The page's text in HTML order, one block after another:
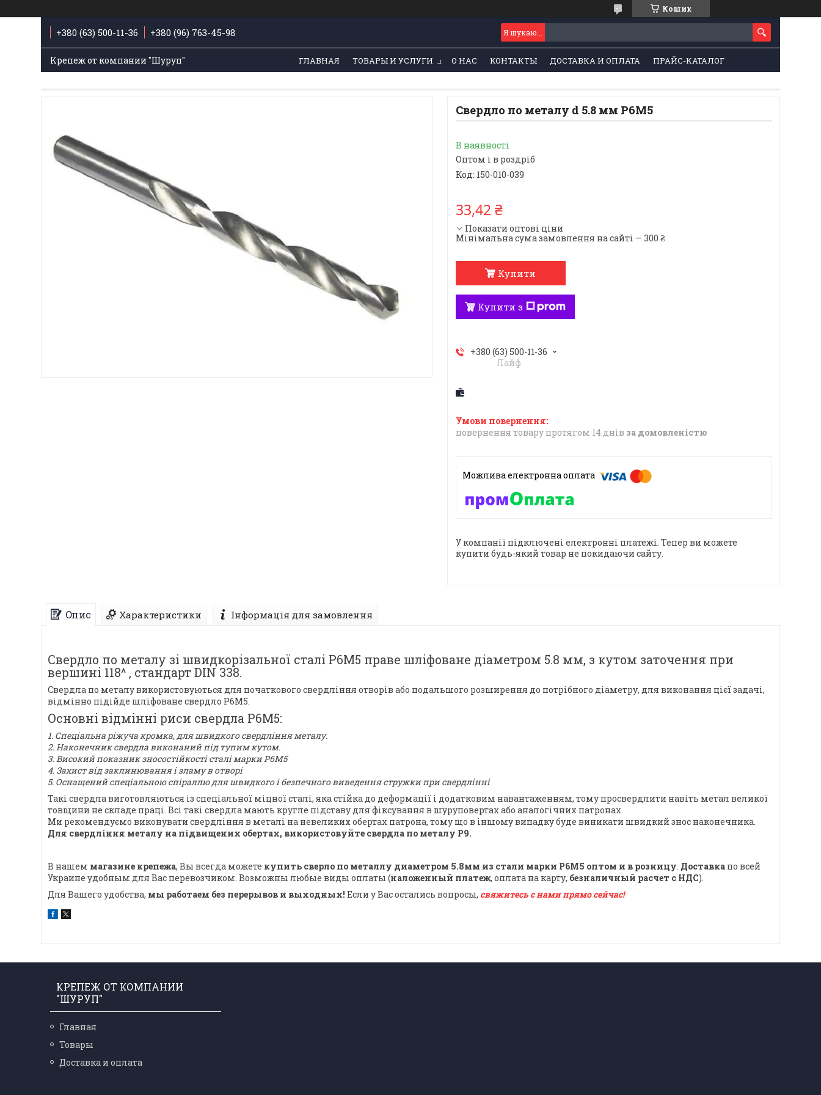
Кошик
+380 (63) 500-11-36 +380 (96) 763-45-98
Крепеж от компании "Шуруп" ГЛАВНАЯ ТОВАРЫ И УСЛУГИ О НАС КОНТАКТЫ ДОСТАВКА И ОПЛАТА ПРАЙС-КАТАЛОГ
Свердло по металу d 5.8 мм Р6М5
В наявності
Оптом і в роздріб
Код: 150-010-039
33,42 ₴
Показати оптові ціни
Мінімальна сума замовлення на сайті — 300 ₴
Купити
Купити з
+380 (63) 500-11-36
Лайф
повернення товару протягом 14 днів за домовленістю
У компанії підключені електронні платежі. Тепер ви можете
купити будь-який товар не покидаючи сайту.
Опис Характеристики Інформація для замовлення
Свердло по металу зі швидкорізальної сталі Р6М5 праве шліфоване діаметром 5.8 мм, з кутом заточення при
вершині 118^ , стандарт DIN 338.
Свердла по металу використовуються для початкового свердління отворів або подальшого розширення до потрібного діаметру, для виконання цієї задачі,
відмінно підійде шліфоване свердло Р6М5.
Основні відмінні риси свердла Р6М5:
1. Спеціальна ріжуча кромка, для швидкого свердління металу.
2. Наконечник свердла виконаний під тупим кутом.
3. Високий показник зносостійкості сталі марки Р6М5
4. Захист від заклинювання і зламу в отворі
5. Оснащений спеціальною спіраллю для швидкого і безпечного виведення стружки при свердлінні
Такі свердла виготовляються із спеціальної міцної сталі, яка стійка до деформації і додатковим навантаженням, тому просвердлити навіть метал великої
товщини не складе праці. Всі такі свердла мають кругле підставу для фіксування в шуруповертах або аналогічних патронах.
Ми рекомендуємо виконувати свердління в металі на невеликих обертах патрона, тому що в іншому випадку буде виникати швидкий знос наконечника.
Для свердління металу на підвищених обертах, використовуйте свердла по металу Р9.
В нашем магазине крепежа, Вы всегда можете купить сверло по металлу диаметром 5.8мм из стали марки Р6М5 оптом и в розницу. Доставка по всей
Украине удобным для Вас перевозчиком. Возможны любые виды оплаты (наложенный платеж, оплата на карту, безналичный расчет с НДС).
Для Вашего удобства, мы работаем без перерывов и выходных! Если у Вас остались вопросы, свяжитесь с нами прямо сейчас!
КРЕПЕЖ ОТ КОМПАНИИ
"ШУРУП"
Главная
Товары
Доставка и оплата